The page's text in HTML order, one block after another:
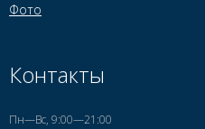
Фото
Контакты
Пн—Вс, 9:00—21:00